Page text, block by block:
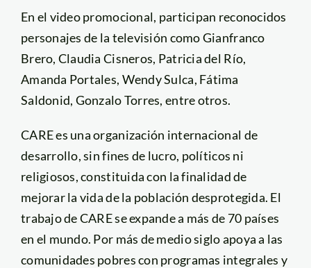
En el video promocional, participan reconocidos
personajes de la televisión como Gianfranco
Brero, Claudia Cisneros, Patricia del Río,
Amanda Portales, Wendy Sulca, Fátima
Saldonid, Gonzalo Torres, entre otros.
CARE es una organización internacional de
desarrollo, sin fines de lucro, políticos ni
religiosos, constituida con la finalidad de
mejorar la vida de la población desprotegida. El
trabajo de CARE se expande a más de 70 países
en el mundo. Por más de medio siglo apoya a las
comunidades pobres con programas integrales y